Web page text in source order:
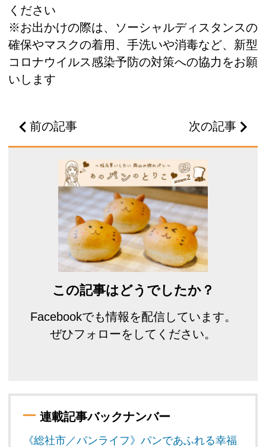
ください
※お出かけの際は、ソーシャルディスタンスの
確保やマスクの着用、手洗いや消毒など、新型
コロナウイルス感染予防の対策への協力をお願
いします
前の記事 次の記事
この記事はどうでしたか？
Facebookでも情報を配信しています。
ぜひフォローをしてください。
連載記事バックナンバー
《総社市／パンライフ》パンであふれる幸福